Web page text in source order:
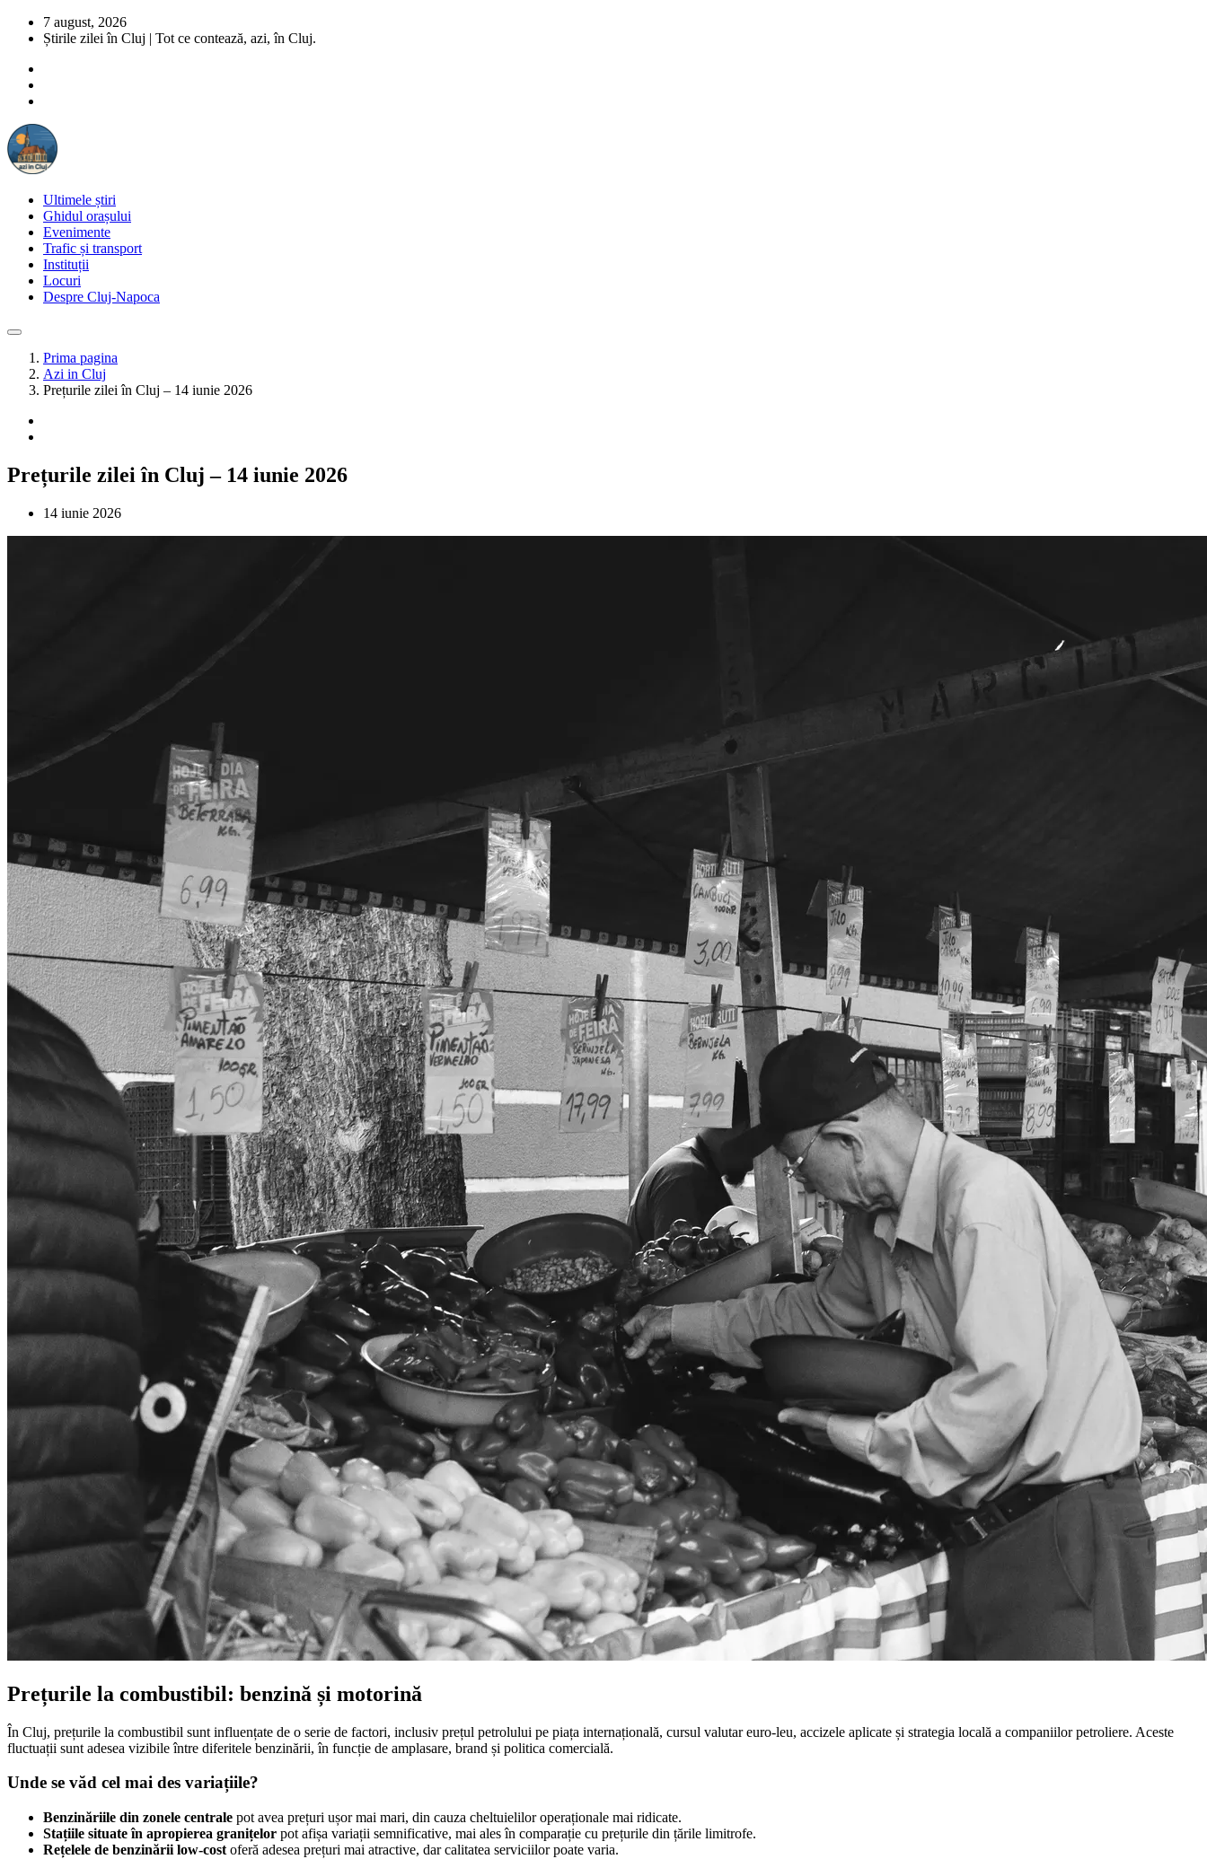
7 august, 2026
Știrile zilei în Cluj | Tot ce contează, azi, în Cluj.
Ultimele știri
Ghidul orașului
Evenimente
Trafic și transport
Instituții
Locuri
Despre Cluj-Napoca
Prima pagina
Azi in Cluj
Prețurile zilei în Cluj – 14 iunie 2026
Prețurile zilei în Cluj – 14 iunie 2026
14 iunie 2026
Prețurile la combustibil: benzină și motorină
În Cluj, prețurile la combustibil sunt influențate de o serie de factori, inclusiv prețul petrolului pe piața internațională, cursul valutar euro-leu, accizele aplicate și strategia locală a companiilor petroliere. Aceste
fluctuații sunt adesea vizibile între diferitele benzinării, în funcție de amplasare, brand și politica comercială.
Unde se văd cel mai des variațiile?
Benzinăriile din zonele centrale pot avea prețuri ușor mai mari, din cauza cheltuielilor operaționale mai ridicate.
Stațiile situate în apropierea granițelor pot afișa variații semnificative, mai ales în comparație cu prețurile din țările limitrofe.
Rețelele de benzinării low-cost oferă adesea prețuri mai atractive, dar calitatea serviciilor poate varia.